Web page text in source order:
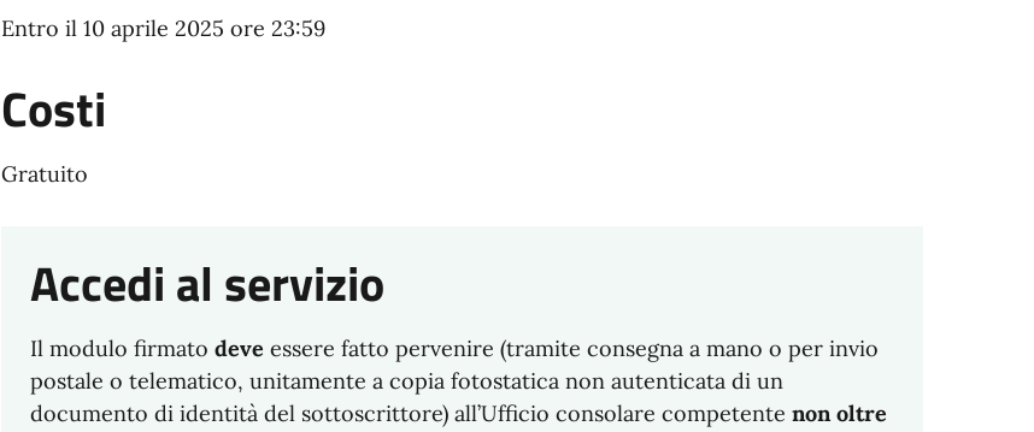
Entro il 10 aprile 2025 ore 23:59
Costi
Gratuito
Accedi al servizio
Il modulo firmato deve essere fatto pervenire (tramite consegna a mano o per invio
postale o telematico, unitamente a copia fotostatica non autenticata di un
documento di identità del sottoscrittore) all’Ufficio consolare competente non oltre